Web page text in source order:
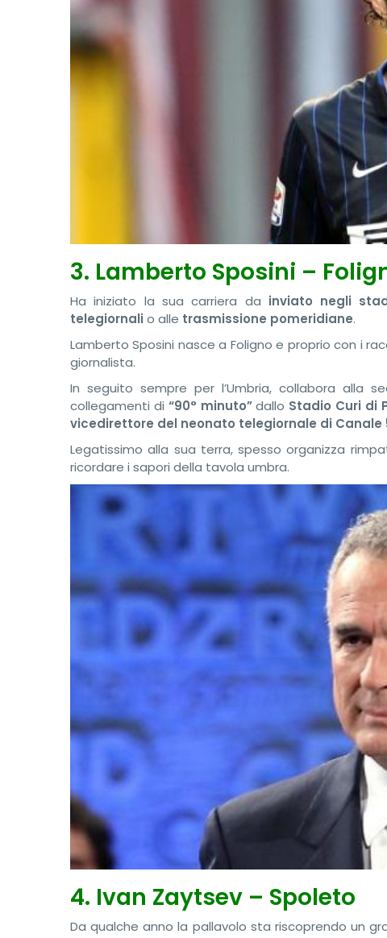
3. Lamberto Sposini –
Ha iniziato la sua carriera da inviato negli
telegiornali o alle trasmissione pomeridiane.
Lamberto Sposini nasce a Foligno e proprio con i
giornalista.
In seguito sempre per l’Umbria, collabora alla
collegamenti di “90° minuto”dallo Stadio Curi di
vicedirettore del neonato telegiornale di Canale
Legatissimo alla sua terra, spesso organizza
ricordare i sapori della tavola umbra.
4. Ivan Zaytsev – Spoleto
Da qualche anno la pallavolo sta riscoprendo un